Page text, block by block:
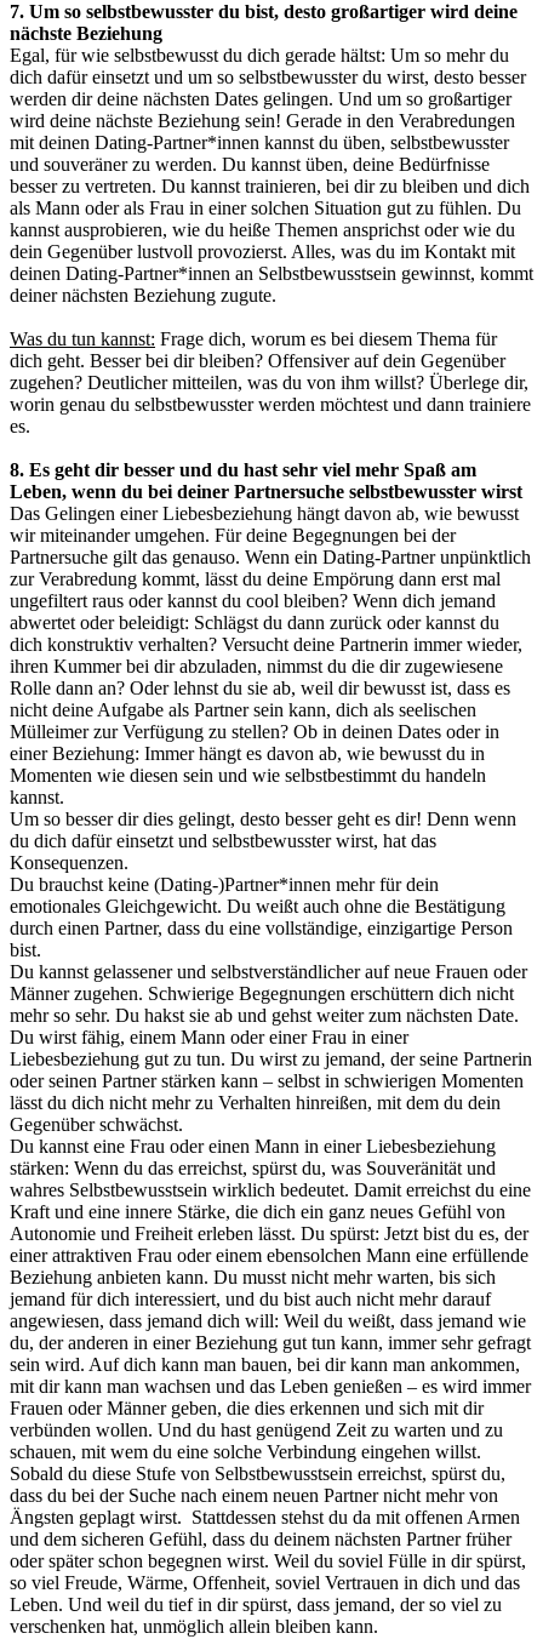
7. Um so selbstbewusster du bist, desto großartiger wird deine
nächste Beziehung
Egal, für wie selbstbewusst du dich gerade hältst: Um so mehr du
dich dafür einsetzt und um so selbstbewusster du wirst, desto besser
werden dir deine nächsten Dates gelingen. Und um so großartiger
wird deine nächste Beziehung sein! Gerade in den Verabredungen
mit deinen Dating-Partner*innen kannst du üben, selbstbewusster
und souveräner zu werden. Du kannst üben, deine Bedürfnisse
besser zu vertreten. Du kannst trainieren, bei dir zu bleiben und dich
als Mann oder als Frau in einer solchen Situation gut zu fühlen. Du
kannst ausprobieren, wie du heiße Themen ansprichst oder wie du
dein Gegenüber lustvoll provozierst. Alles, was du im Kontakt mit
deinen Dating-Partner*innen an Selbstbewusstsein gewinnst, kommt
deiner nächsten Beziehung zugute.
Was du tun kannst: Frage dich, worum es bei diesem Thema für
dich geht. Besser bei dir bleiben? Offensiver auf dein Gegenüber
zugehen? Deutlicher mitteilen, was du von ihm willst? Überlege dir,
worin genau du selbstbewusster werden möchtest und dann trainiere
es.
8. Es geht dir besser und du hast sehr viel mehr Spaß am
Leben, wenn du bei deiner Partnersuche selbstbewusster wirst
Das Gelingen einer Liebesbeziehung hängt davon ab, wie bewusst
wir miteinander umgehen. Für deine Begegnungen bei der
Partnersuche gilt das genauso. Wenn ein Dating-Partner unpünktlich
zur Verabredung kommt, lässt du deine Empörung dann erst mal
ungefiltert raus oder kannst du cool bleiben? Wenn dich jemand
abwertet oder beleidigt: Schlägst du dann zurück oder kannst du
dich konstruktiv verhalten? Versucht deine Partnerin immer wieder,
ihren Kummer bei dir abzuladen, nimmst du die dir zugewiesene
Rolle dann an? Oder lehnst du sie ab, weil dir bewusst ist, dass es
nicht deine Aufgabe als Partner sein kann, dich als seelischen
Mülleimer zur Verfügung zu stellen? Ob in deinen Dates oder in
einer Beziehung: Immer hängt es davon ab, wie bewusst du in
Momenten wie diesen sein und wie selbstbestimmt du handeln
kannst.
Um so besser dir dies gelingt, desto besser geht es dir! Denn wenn
du dich dafür einsetzt und selbstbewusster wirst, hat das
Konsequenzen.
Du brauchst keine (Dating-)Partner*innen mehr für dein
emotionales Gleichgewicht. Du weißt auch ohne die Bestätigung
durch einen Partner, dass du eine vollständige, einzigartige Person
bist.
Du kannst gelassener und selbstverständlicher auf neue Frauen oder
Männer zugehen. Schwierige Begegnungen erschüttern dich nicht
mehr so sehr. Du hakst sie ab und gehst weiter zum nächsten Date.
Du wirst fähig, einem Mann oder einer Frau in einer
Liebesbeziehung gut zu tun. Du wirst zu jemand, der seine Partnerin
oder seinen Partner stärken kann – selbst in schwierigen Momenten
lässt du dich nicht mehr zu Verhalten hinreißen, mit dem du dein
Gegenüber schwächst.
Du kannst eine Frau oder einen Mann in einer Liebesbeziehung
stärken: Wenn du das erreichst, spürst du, was Souveränität und
wahres Selbstbewusstsein wirklich bedeutet. Damit erreichst du eine
Kraft und eine innere Stärke, die dich ein ganz neues Gefühl von
Autonomie und Freiheit erleben lässt. Du spürst: Jetzt bist du es, der
einer attraktiven Frau oder einem ebensolchen Mann eine erfüllende
Beziehung anbieten kann. Du musst nicht mehr warten, bis sich
jemand für dich interessiert, und du bist auch nicht mehr darauf
angewiesen, dass jemand dich will: Weil du weißt, dass jemand wie
du, der anderen in einer Beziehung gut tun kann, immer sehr gefragt
sein wird. Auf dich kann man bauen, bei dir kann man ankommen,
mit dir kann man wachsen und das Leben genießen – es wird immer
Frauen oder Männer geben, die dies erkennen und sich mit dir
verbünden wollen. Und du hast genügend Zeit zu warten und zu
schauen, mit wem du eine solche Verbindung eingehen willst.
Sobald du diese Stufe von Selbstbewusstsein erreichst, spürst du,
dass du bei der Suche nach einem neuen Partner nicht mehr von
Ängsten geplagt wirst. Stattdessen stehst du da mit offenen Armen
und dem sicheren Gefühl, dass du deinem nächsten Partner früher
oder später schon begegnen wirst. Weil du soviel Fülle in dir spürst,
so viel Freude, Wärme, Offenheit, soviel Vertrauen in dich und das
Leben. Und weil du tief in dir spürst, dass jemand, der so viel zu
verschenken hat, unmöglich allein bleiben kann.